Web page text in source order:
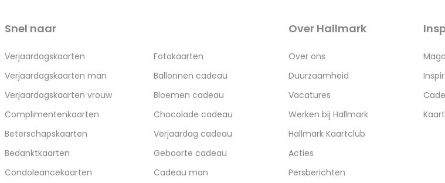
Snel naar
Verjaardagskaarten
Verjaardagskaarten man
Verjaardagskaarten vrouw
Complimentenkaarten
Beterschapskaarten
Bedanktkaarten
Condoleancekaarten
Fotokaarten
Ballonnen cadeau
Bloemen cadeau
Chocolade cadeau
Verjaardag cadeau
Geboorte cadeau
Cadeau man
Over Hallmark
Over ons
Duurzaamheid
Vacatures
Werken bij Hallmark
Hallmark Kaartclub
Acties
Persberichten